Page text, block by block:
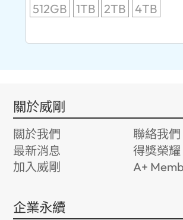
512GB 1TB 2TB 4TB
關於威剛
關於我們
聯絡我們
最新消息
得獎榮耀
加入威剛
A+
企業永續